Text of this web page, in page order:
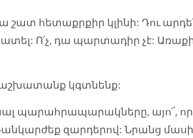
շատ հետաքրքիր կլինի: Դու
Ո՛չ, դա պարտադիր չէ:
կգտնենք:
պարահրապարակները, այո՜,
զարդերով: Նրանց մասին